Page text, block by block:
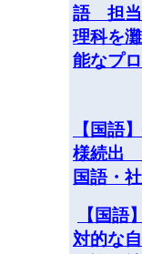
語 担当
理科を
能なプ
【国語
様続出
国語・
【国語
対的な